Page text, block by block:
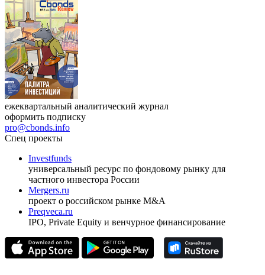
ежеквартальный аналитический журнал
оформить подписку
pro@cbonds.info
Спец проекты
Investfunds
универсальный ресурс по фондовому рынку для
частного инвестора России
Mergers.ru
проект о российском рынке M&A
Preqveca.ru
IPO, Private Equity и венчурное финансирование